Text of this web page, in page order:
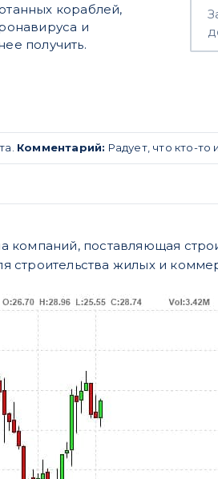
кораблей,
и
получить.
Комментарий: Радует, что кто-то
компаний, поставляющая
строительства жилых и